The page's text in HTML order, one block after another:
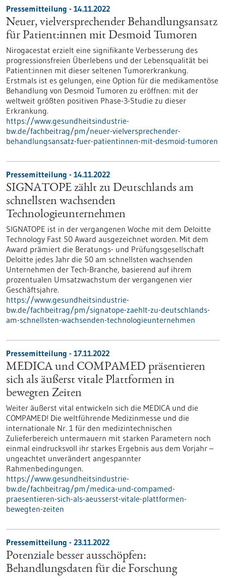
Pressemitteilung - 14.11.2022
Neuer, vielversprechender Behandlungsansatz
für Patient:innen mit Desmoid Tumoren
Nirogacestat erzielt eine signifikante Verbesserung des
progressionsfreien Überlebens und der Lebensqualität bei
Patient:innen mit dieser seltenen Tumorerkrankung.
Erstmals ist es gelungen, eine Option für die medikamentöse
Behandlung von Desmoid Tumoren zu eröffnen: mit der
weltweit größten positiven Phase-3-Studie zu dieser
Erkrankung.
https://www.gesundheitsindustrie-
bw.de/fachbeitrag/pm/neuer-vielversprechender-
behandlungsansatz-fuer-patientinnen-mit-desmoid-tumoren
Pressemitteilung - 14.11.2022
SIGNATOPE zählt zu Deutschlands am
schnellsten wachsenden
Technologieunternehmen
SIGNATOPE ist in der vergangenen Woche mit dem Deloitte
Technology Fast 50 Award ausgezeichnet worden. Mit dem
Award prämiert die Beratungs- und Prüfungsgesellschaft
Deloitte jedes Jahr die 50 am schnellsten wachsenden
Unternehmen der Tech-Branche, basierend auf ihrem
prozentualen Umsatzwachstum der vergangenen vier
Geschäftsjahre.
https://www.gesundheitsindustrie-
bw.de/fachbeitrag/pm/signatope-zaehlt-zu-deutschlands-
am-schnellsten-wachsenden-technologieunternehmen
Pressemitteilung - 17.11.2022
MEDICA und COMPAMED präsentieren
sich als äußerst vitale Plattformen in
bewegten Zeiten
Weiter äußerst vital entwickeln sich die MEDICA und die
COMPAMED! Die weltführende Medizinmesse und die
internationale Nr. 1 für den medizintechnischen
Zulieferbereich untermauern mit starken Parametern noch
einmal eindrucksvoll ihr starkes Ergebnis aus dem Vorjahr –
ungeachtet unverändert angespannter
Rahmenbedingungen.
https://www.gesundheitsindustrie-
bw.de/fachbeitrag/pm/medica-und-compamed-
praesentieren-sich-als-aeusserst-vitale-plattformen-
bewegten-zeiten
Pressemitteilung - 23.11.2022
Potenziale besser ausschöpfen:
Behandlungsdaten für die Forschung